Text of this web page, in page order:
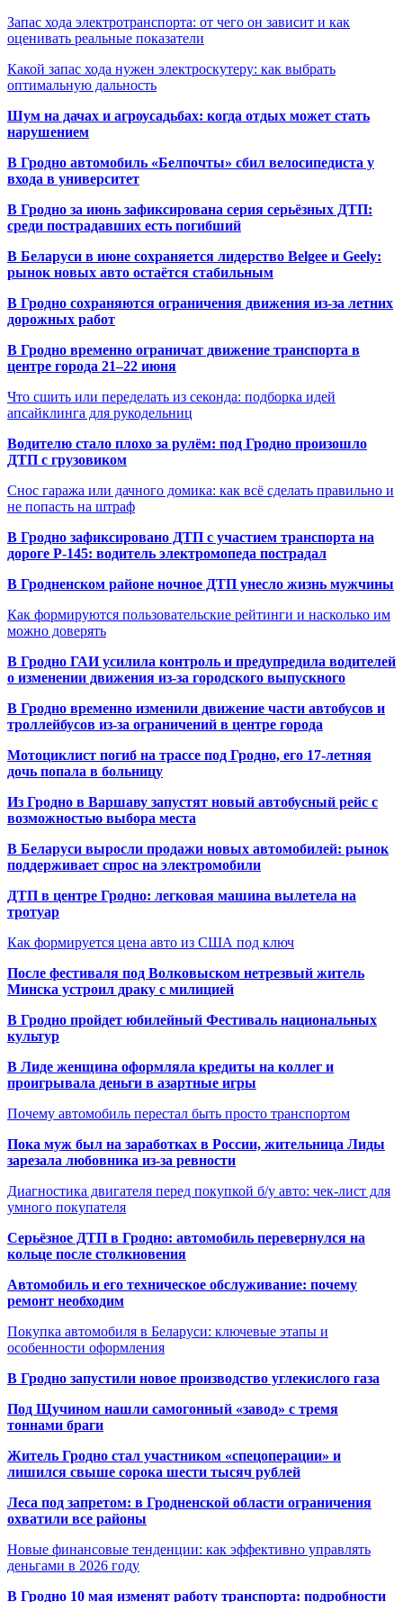
Запас хода электротранспорта: от чего он зависит и как
оценивать реальные показатели
Какой запас хода нужен электроскутеру: как выбрать
оптимальную дальность
Шум на дачах и агроусадьбах: когда отдых может стать
нарушением
В Гродно автомобиль «Белпочты» сбил велосипедиста у
входа в университет
В Гродно за июнь зафиксирована серия серьёзных ДТП:
среди пострадавших есть погибший
В Беларуси в июне сохраняется лидерство Belgee и Geely:
рынок новых авто остаётся стабильным
В Гродно сохраняются ограничения движения из-за летних
дорожных работ
В Гродно временно ограничат движение транспорта в
центре города 21–22 июня
Что сшить или переделать из секонда: подборка идей
апсайклинга для рукодельниц
Водителю стало плохо за рулём: под Гродно произошло
ДТП с грузовиком
Снос гаража или дачного домика: как всё сделать правильно и
не попасть на штраф
В Гродно зафиксировано ДТП с участием транспорта на
дороге Р-145: водитель электромопеда пострадал
В Гродненском районе ночное ДТП унесло жизнь мужчины
Как формируются пользовательские рейтинги и насколько им
можно доверять
В Гродно ГАИ усилила контроль и предупредила водителей
о изменении движения из-за городского выпускного
В Гродно временно изменили движение части автобусов и
троллейбусов из-за ограничений в центре города
Мотоциклист погиб на трассе под Гродно, его 17-летняя
дочь попала в больницу
Из Гродно в Варшаву запустят новый автобусный рейс с
возможностью выбора места
В Беларуси выросли продажи новых автомобилей: рынок
поддерживает спрос на электромобили
ДТП в центре Гродно: легковая машина вылетела на
тротуар
Как формируется цена авто из США под ключ
После фестиваля под Волковыском нетрезвый житель
Минска устроил драку с милицией
В Гродно пройдет юбилейный Фестиваль национальных
культур
В Лиде женщина оформляла кредиты на коллег и
проигрывала деньги в азартные игры
Почему автомобиль перестал быть просто транспортом
Пока муж был на заработках в России, жительница Лиды
зарезала любовника из-за ревности
Диагностика двигателя перед покупкой б/у авто: чек-лист для
умного покупателя
Серьёзное ДТП в Гродно: автомобиль перевернулся на
кольце после столкновения
Автомобиль и его техническое обслуживание: почему
ремонт необходим
Покупка автомобиля в Беларуси: ключевые этапы и
особенности оформления
В Гродно запустили новое производство углекислого газа
Под Щучином нашли самогонный «завод» с тремя
тоннами браги
Житель Гродно стал участником «спецоперации» и
лишился свыше сорока шести тысяч рублей
Леса под запретом: в Гродненской области ограничения
охватили все районы
Новые финансовые тенденции: как эффективно управлять
деньгами в 2026 году
В Гродно 10 мая изменят работу транспорта: подробности